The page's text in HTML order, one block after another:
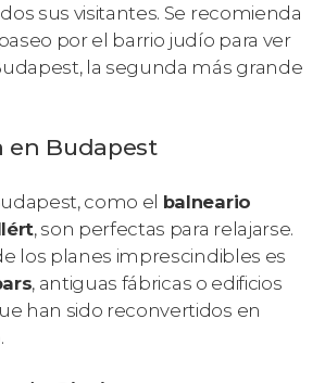
sus visitantes. Se recomienda
por el barrio judío para ver
la segunda más grande
en Budapest
como el balneario
, son perfectas para relajarse.
los planes imprescindibles es
, antiguas fábricas o edificios
han sido reconvertidos en